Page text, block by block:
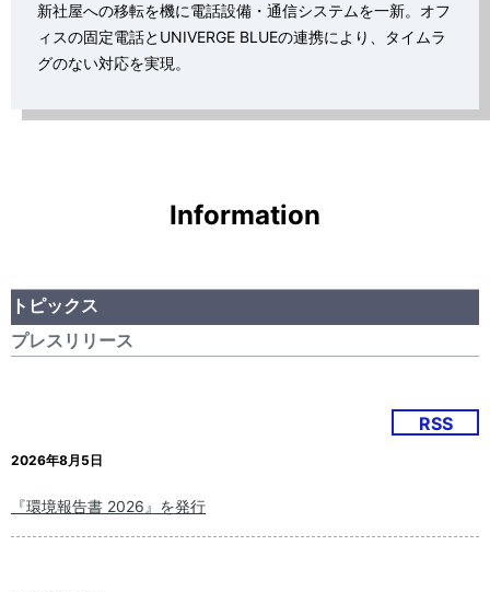
新社屋への移転を機に電話設備・通信システムを一新。オフ
ィスの固定電話とUNIVERGE BLUEの連携により、タイムラ
グのない対応を実現。
Information
トピックス
プレスリリース
RSS
2026年8月5日
『環境報告書 2026』を発行